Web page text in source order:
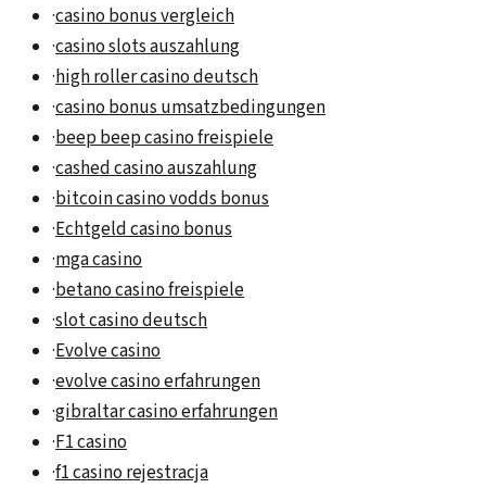
·casino bonus vergleich
·casino slots auszahlung
·high roller casino deutsch
·casino bonus umsatzbedingungen
·beep beep casino freispiele
·cashed casino auszahlung
·bitcoin casino vodds bonus
·Echtgeld casino bonus
·mga casino
·betano casino freispiele
·slot casino deutsch
·Evolve casino
·evolve casino erfahrungen
·gibraltar casino erfahrungen
·F1 casino
·f1 casino rejestracja